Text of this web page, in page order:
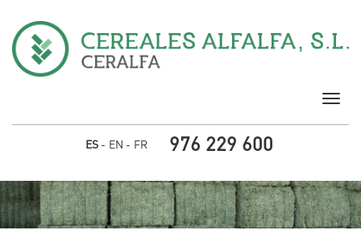
Pasar al contenido principal
ES EN FR 976 229 600